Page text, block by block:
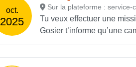
oct.
2025
Sur la plateforme : service-
Tu veux effectuer une
Gosier t’informe qu’une